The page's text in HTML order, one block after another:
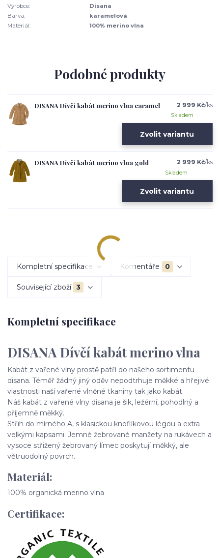
Výrobce:
Disana
Barva:
karamelová
Materiál:
100% merino vlna
Podobné produkty
DISANA Dívčí kabát merino vlna caramel 2 999 Kč/ks
Skladem
Zvolit variantu
DISANA Dívčí kabát merino vlna gold 2 999 Kč/ks
Skladem
Zvolit variantu
Kompletní specifikace Komentáře 0
Související zboží 3
Kompletní specifikace
DISANA Dívčí kabát merino vlna
Kabát z vařené vlny prostě patří do našeho sortimentu
disana. Téměř žádný jiný oděv nepodtrhuje měkké a hřejivé
vlastnosti naší vařené vlněné tkaniny tak jako kabát.
Náš kabát z vařené vlny disana je šik, ležérní, pohodlný a
příjemně měkký.
Střih do mírného A, s klasickou knoflíkovou légou a extra
velkými kapsami. Jemné žebrované manžety na rukávech a
vysoce střižený žebrovaný límec poskytují měkký, ale
větruodolný povrch.
Materiál:
100% organická merino vlna
Certifikace: